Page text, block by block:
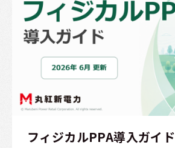
フィジカルPPA導入ガイド